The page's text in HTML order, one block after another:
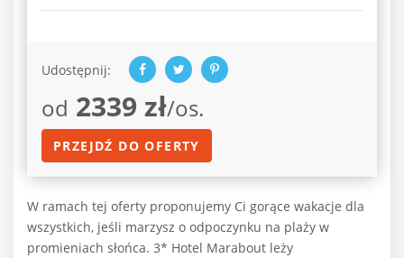
Udostępnij:
od 2339 zł/os.
PRZEJDŹ DO OFERTY
W ramach tej oferty proponujemy Ci gorące wakacje dla
wszystkich, jeśli marzysz o odpoczynku na plaży w
promieniach słońca. 3* Hotel Marabout leży